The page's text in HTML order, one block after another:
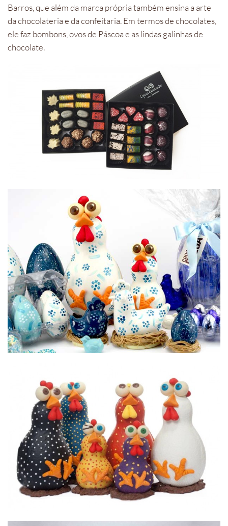
Barros, que além da marca própria também ensina a arte
da chocolateria e da confeitaria. Em termos de chocolates,
ele faz bombons, ovos de Páscoa e as lindas galinhas de
chocolate.